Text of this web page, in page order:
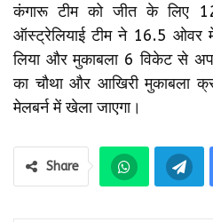
कंगारू टीम को जीत के लिए
ऑस्ट्रेलियाई टीम ने 16.5 ओवर
लिया और मुकाबला 6 विकेट से
का चौथा और आखिरी मुकाबला
मेलबर्न में खेला जाएगा।
Share